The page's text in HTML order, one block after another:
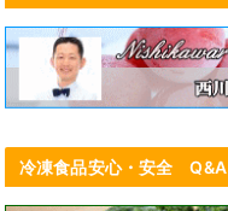
冷凍食品安心・安全 Q&A